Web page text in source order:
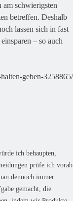
am schwierigsten
betreffen. Deshalb
lassen sich in fast
– so auch
geben-3258865/
ich behaupten,
prüfe ich vorab
dennoch immer
gemacht, die